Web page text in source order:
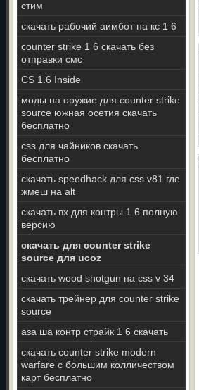
стим
скачать рабочий аимбот на кс 1 6
counter strike 1 6 скачать без
отправки смс
CS 1.6 Inside
моды на оружие для counter strike
source южная осетия скачать
бесплатно
css для чайников скачать
бесплатно
скачать speedhack для css v81 где
жмеш на alt
скачать вх для контры 1 6 полную
версию
скачать для counter strike
source для ucoz
скачать wood shotgun на css v 34
скачать трейнер для counter strike
source
аза ша контр страйк 1 6 скачать
скачать counter strike modern
warfare c большим колличеством
карт бесплатно